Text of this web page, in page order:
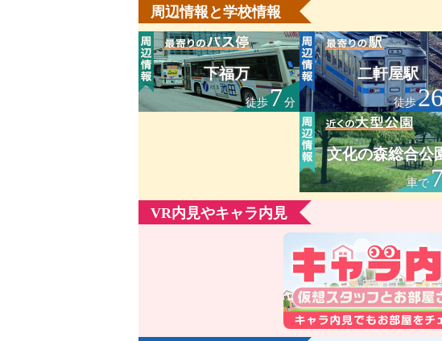
周辺情報と学校情報
下福万
徒歩7分
二軒屋駅
徒歩
文化の森総合公
車で
VR内見やキャラ内見